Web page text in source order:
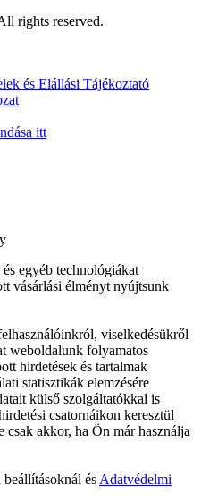
rights reserved.
és Elállási Tájékoztató
itt
egyéb technológiákat
vásárlási élményt nyújtsunk
viselkedésükről
weboldalunk folyamatos
hirdetések és tartalmak
statisztikák elemzésére
külső szolgáltatókkal is
csatornáikon keresztül
akkor, ha Ön már használja
és Adatvédelmi